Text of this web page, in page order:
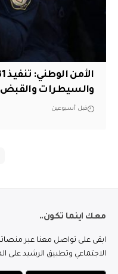
والسيطرات والقبض على 29
قبل أسبوعين
معك اينما تكون..
ابقى على تواصل معنا عبر
الاجتماعي وتطبيق الرشيد على